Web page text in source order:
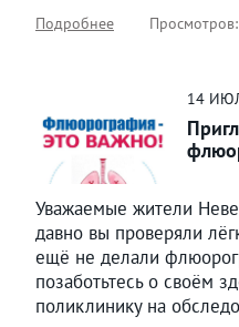
Подробнее
14
Уважаемые жители
давно вы проверяли
ещё не делали
позаботьтесь о своём
поликлинику на